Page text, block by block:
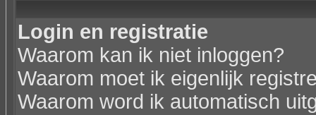
Login en registratie
Waarom kan ik niet inloggen?
Waarom moet ik eigenlijk
Waarom word ik automatisch